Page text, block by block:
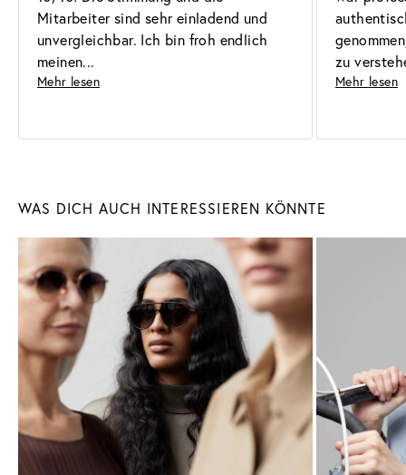
Mitarbeiter sind sehr einladend und
unvergleichbar. Ich bin froh endlich
meinen
Mehr lesen
zu
Mehr lesen
WAS DICH AUCH INTERESSIEREN KÖNNTE
Sonnenbrillen